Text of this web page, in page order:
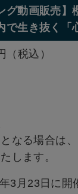
グ動画販売】
で生き抜く「
（税込）
なる場合は
します。
3月23日に開